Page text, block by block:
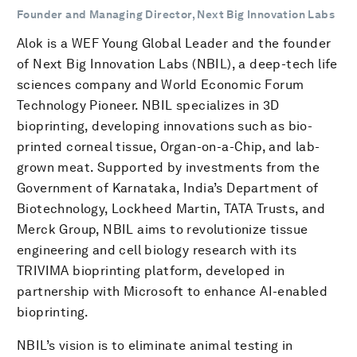
Founder and Managing Director, Next Big Innovation Labs
Alok is a WEF Young Global Leader and the founder
of Next Big Innovation Labs (NBIL), a deep-tech life
sciences company and World Economic Forum
Technology Pioneer. NBIL specializes in 3D
bioprinting, developing innovations such as bio-
printed corneal tissue, Organ-on-a-Chip, and lab-
grown meat. Supported by investments from the
Government of Karnataka, India’s Department of
Biotechnology, Lockheed Martin, TATA Trusts, and
Merck Group, NBIL aims to revolutionize tissue
engineering and cell biology research with its
TRIVIMA bioprinting platform, developed in
partnership with Microsoft to enhance AI-enabled
bioprinting.
NBIL’s vision is to eliminate animal testing in